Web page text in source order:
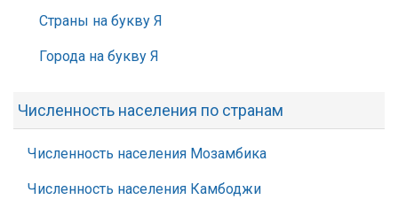
Страны на букву Я
Города на букву Я
Численность населения по странам
Численность населения Мозамбика
Численность населения Камбоджи